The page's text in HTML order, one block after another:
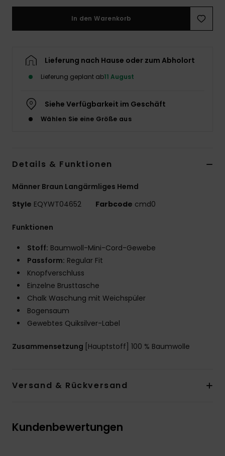
In den Warenkorb
Lieferung nach Hause oder zum Abholort
Lieferung geplant ab11 August
Siehe Verfügbarkeit im Geschäft
Wählen Sie eine Größe aus
Details & Funktionen
Männer Braun Langärmliges Hemd
Style EQYWT04652 Farbcode cmd0
Funktionen
Stoff: Baumwoll-Mini-Cord-Gewebe
Passform: Regular Fit
Knopfverschluss
Einzelne Brusttasche
Chalk Waschung mit Weichspüler
Bogensaum
Gewebtes Quiksilver-Label
Zusammensetzung [Hauptstoff] 100 % Baumwolle
Versand & Rückversand
Kundenbewertungen